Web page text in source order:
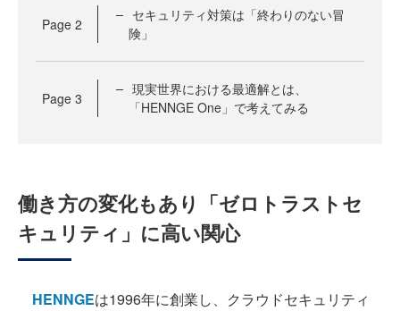
Page 2
セキュリティ対策は「終わりのない冒
険」
Page 3
現実世界における最適解とは、
「HENNGE One」で考えてみる
働き方の変化もあり「ゼロトラストセ
キュリティ」に高い関心
HENNGEは1996年に創業し、クラウドセキュリティ